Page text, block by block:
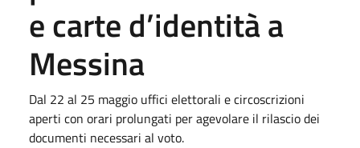
e carte d’identità a
Messina
Dal 22 al 25 maggio uffici elettorali e circoscrizioni
aperti con orari prolungati per agevolare il rilascio dei
documenti necessari al voto.